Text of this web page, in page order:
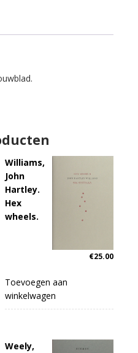
Williams,
John
Hartley.
Hex
wheels.
€25.00
Toevoegen aan
winkelwagen
Weely,